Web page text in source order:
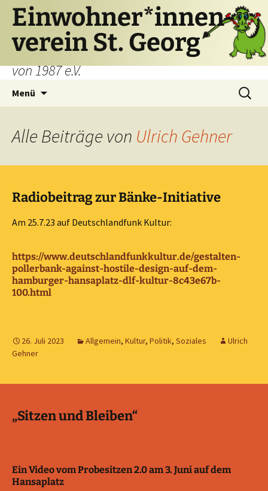
Einwohner*innen-
verein St. Georg
von 1987 e.V.
Menü
Suchen
nach:
Alle Beiträge von Ulrich Gehner
Radiobeitrag zur Bänke-Initiative
Am 25.7.23 auf Deutschlandfunk Kultur:
https://www.deutschlandfunkkultur.de/gestalten-
pollerbank-against-hostile-design-auf-dem-
hamburger-hansaplatz-dlf-kultur-8c43e67b-
100.html
26. Juli 2023 Allgemein, Kultur, Politik, Soziales
Ulrich
Gehner
„Sitzen und Bleiben“
Ein Video vom Probesitzen 2.0 am 3. Juni auf dem
Hansaplatz